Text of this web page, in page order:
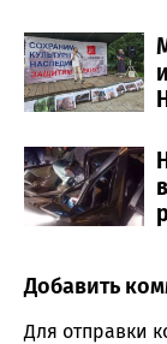
Добавить
Для отправки